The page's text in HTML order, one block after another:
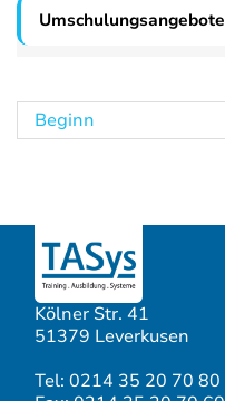
Umschulungsangebote
Beginn
Kölner Str. 41
51379 Leverkusen
Tel: 0214 35 20 70 80